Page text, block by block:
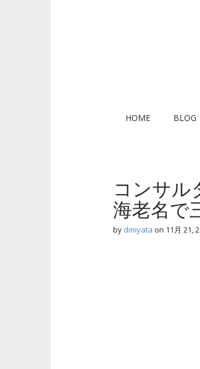
e
n
u
c
o
n
t
HOME BLOG
コンサル
海老名で
by dmiyata on 11月 21,